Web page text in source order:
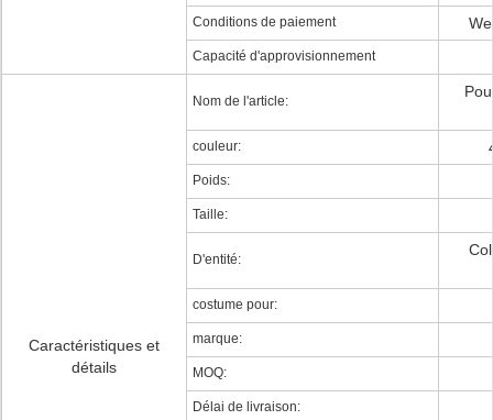
Conditions de paiement
Capacité d'approvisionnement
Caractéristiques et
détails
Nom de l'article:
couleur:
Poids:
Taille:
D'entité:
costume pour:
marque:
MOQ:
Délai de livraison: